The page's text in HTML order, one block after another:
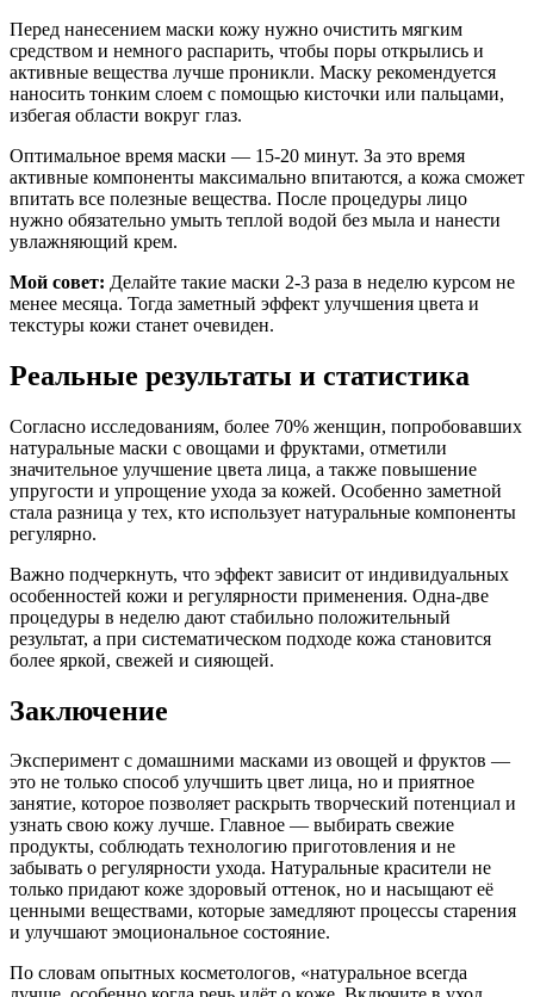
Перед нанесением маски кожу нужно очистить мягким
средством и немного распарить, чтобы поры открылись и
активные вещества лучше проникли. Маску рекомендуется
наносить тонким слоем с помощью кисточки или пальцами,
избегая области вокруг глаз.
Оптимальное время маски — 15-20 минут. За это время
активные компоненты максимально впитаются, а кожа сможет
впитать все полезные вещества. После процедуры лицо
нужно обязательно умыть теплой водой без мыла и нанести
увлажняющий крем.
Мой совет: Делайте такие маски 2-3 раза в неделю курсом не
менее месяца. Тогда заметный эффект улучшения цвета и
текстуры кожи станет очевиден.
Реальные результаты и статистика
Согласно исследованиям, более 70% женщин, попробовавших
натуральные маски с овощами и фруктами, отметили
значительное улучшение цвета лица, а также повышение
упругости и упрощение ухода за кожей. Особенно заметной
стала разница у тех, кто использует натуральные компоненты
регулярно.
Важно подчеркнуть, что эффект зависит от индивидуальных
особенностей кожи и регулярности применения. Одна-две
процедуры в неделю дают стабильно положительный
результат, а при систематическом подходе кожа становится
более яркой, свежей и сияющей.
Заключение
Эксперимент с домашними масками из овощей и фруктов —
это не только способ улучшить цвет лица, но и приятное
занятие, которое позволяет раскрыть творческий потенциал и
узнать свою кожу лучше. Главное — выбирать свежие
продукты, соблюдать технологию приготовления и не
забывать о регулярности ухода. Натуральные красители не
только придают коже здоровый оттенок, но и насыщают её
ценными веществами, которые замедляют процессы старения
и улучшают эмоциональное состояние.
По словам опытных косметологов, «натуральное всегда